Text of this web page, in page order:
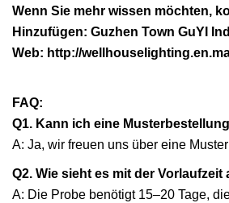
Wenn Sie mehr wissen möchten,
Hinzufügen: Guzhen Town GuYI
Web: http://
FAQ:
Q1. Kann ich eine
A: Ja, wir freuen uns über eine
Q2. Wie sieht es mit der Vorlaufzeit
A: Die Probe benötigt 15–20 Tage,